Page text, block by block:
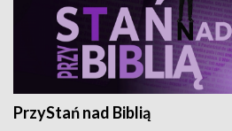
PrzyStań nad Biblią